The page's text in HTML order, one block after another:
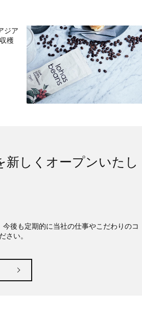
ジア
穫
しくオープンいたし
後も定期的に当社の仕事やこだわりのコ
さい。